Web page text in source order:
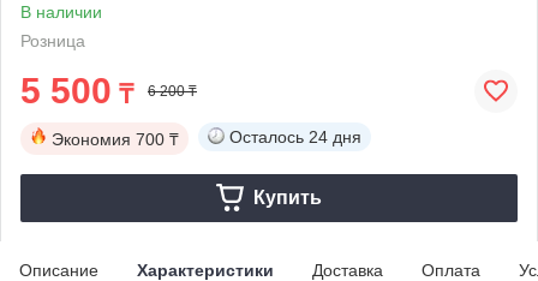
В наличии
Розница
5 500 ₸ 6 200 ₸
Экономия 700 ₸ Осталось 24 дня
Купить
Описание Характеристики Доставка Оплата